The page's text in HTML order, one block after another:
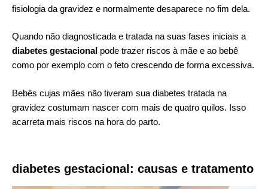
fisiologia da gravidez e normalmente desaparece no fim dela.
Quando não diagnosticada e tratada na suas fases iniciais a
diabetes gestacional pode trazer riscos à mãe e ao bebê
como por exemplo com o feto crescendo de forma excessiva.
Bebês cujas mães não tiveram sua diabetes tratada na
gravidez costumam nascer com mais de quatro quilos. Isso
acarreta mais riscos na hora do parto.
diabetes gestacional: causas e tratamento